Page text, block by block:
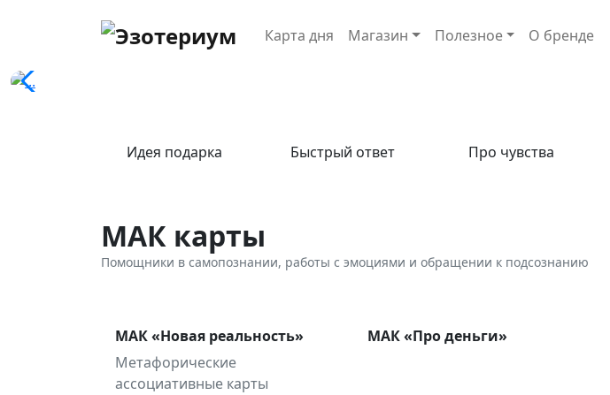
Карта дня Магазин Полезное О бренде
Идея подарка Быстрый ответ Про чувства
МАК карты
Помощники в самопознании, работы с эмоциями и обращении к подсознанию
МАК «Новая реальность»
Метафорические
ассоциативные карты
МАК «Про деньги»